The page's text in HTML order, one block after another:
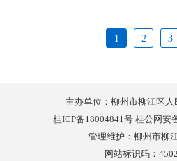
1 2 3
主办单位：柳州市柳江区
桂ICP备18004841号 桂公网安
管理维护：柳州市柳
网站标识码：